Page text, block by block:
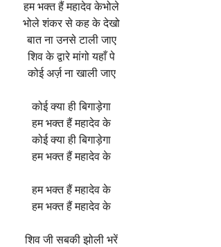
हम भक्त हैं महादेव केभोले
भोले शंकर से कह के देखो
बात ना उनसे टाली जाए
शिव के द्वारे मांगो यहाँ पे
कोई अर्ज़ ना खाली जाए
कोई क्या ही बिगाड़ेगा
हम भक्त हैं महादेव के
कोई क्या ही बिगाड़ेगा
हम भक्त हैं महादेव के
हम भक्त हैं महादेव के
हम भक्त हैं महादेव के
शिव जी सबकी झोली भरें